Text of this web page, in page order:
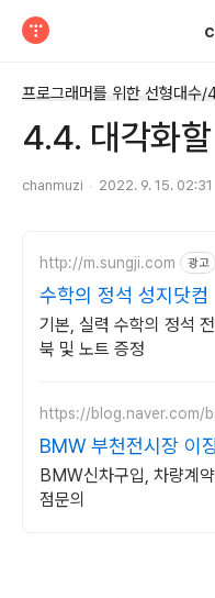
프로그래머를 위한 선형대수/
4.4. 대각화
chanmuzi 2022. 9. 15. 02:31
http://m.sungji.com 광고
수학의 정석 성지닷컴
기본, 실력 수학의 정석
북 및 노트 증정
https://blog.naver.com/
BMW 부천전시장 이
BMW신차구입, 차량계
점문의